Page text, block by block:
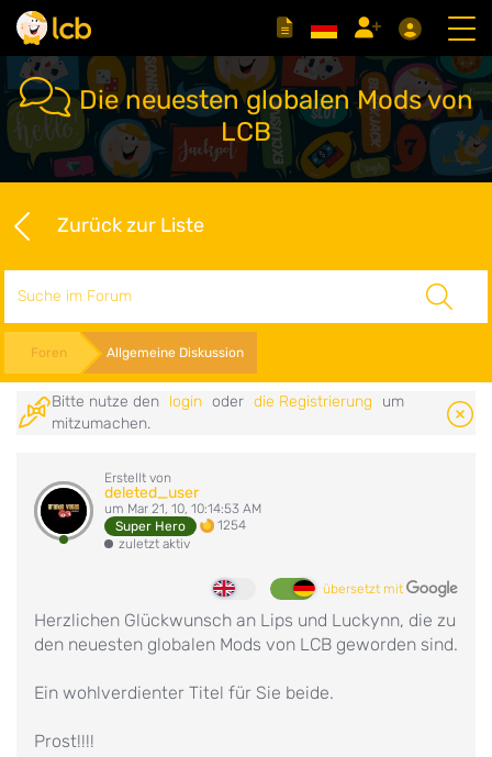
Die neuesten globalen Mods von
LCB
Zurück zur Liste
Foren Allgemeine Diskussion
Bitte nutze den login oder die Registrierung
um
mitzumachen.
Erstellt von
deleted_user
um Mar 21, 10, 10:14:53 AM
Super Hero
1254
zuletzt aktiv
übersetzt mit
Herzlichen Glückwunsch an Lips und Luckynn, die zu
den neuesten globalen Mods von LCB geworden sind.
Ein wohlverdienter Titel für Sie beide.
Prost!!!!